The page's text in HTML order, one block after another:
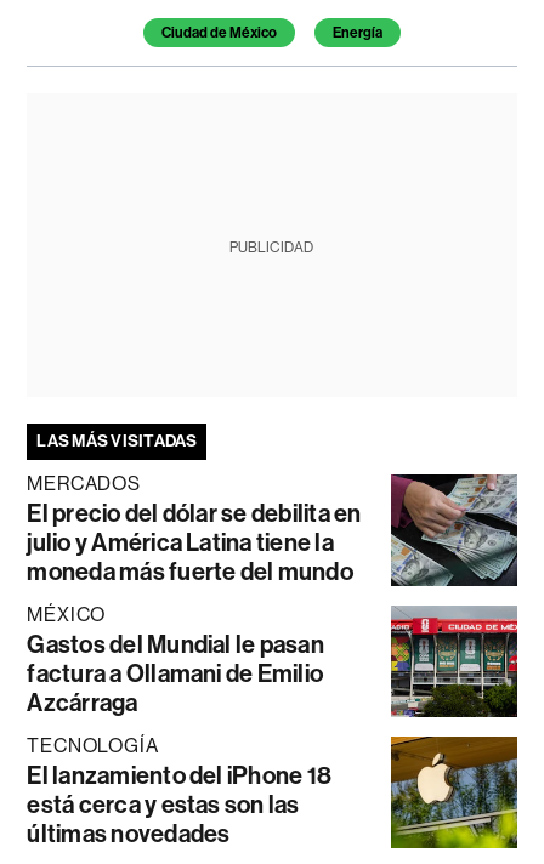
Ciudad de México Energía
PUBLICIDAD
LAS MÁS VISITADAS
MERCADOS
El precio del dólar se debilita en
julio y América Latina tiene la
moneda más fuerte del mundo
MÉXICO
Gastos del Mundial le pasan
factura a Ollamani de Emilio
Azcárraga
TECNOLOGÍA
El lanzamiento del iPhone 18
está cerca y estas son las
últimas novedades